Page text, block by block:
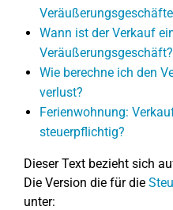
Wann ist der Verkauf
Veräußerungsgeschäft?
Wie berechne ich den
verlust?
Ferienwohnung:
steuerpflichtig?
Dieser Text bezieht sich
Die Version die für die
unter: